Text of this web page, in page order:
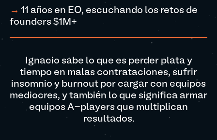
→ 11 años en EO, escuchando los retos de
founders $1M+
Ignacio sabe lo que es perder plata y
tiempo en malas contrataciones, sufrir
insomnio y burnout por cargar con equipos
mediocres, y también lo que significa armar
equipos A-players que multiplican
resultados.